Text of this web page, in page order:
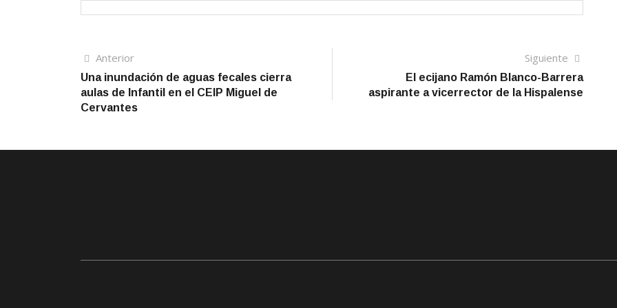
Navegación
de
entradas
AnteriorArtículo
anterior
Una inundación de aguas fecales cierra
aulas de Infantil en el CEIP Miguel de
Cervantes
Siguiente
artículo
El ecijano Ramón Blanco-Barrera
aspirante a vicerrector de la Hispalense